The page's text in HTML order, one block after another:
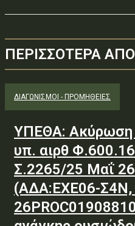
ΠΕΡΙΣΣΟΤΕΡΑ
ΔΙΑΓΩΝΙΣΜΟΊ - ΠΡΟΜΉΘΕΙΕΣ
ΥΠΕΘΑ: Ακύρωση
υπ. αιρθ
Σ.2265/25 Μαΐ
(ΑΔΑ:ΕΧΕ06-